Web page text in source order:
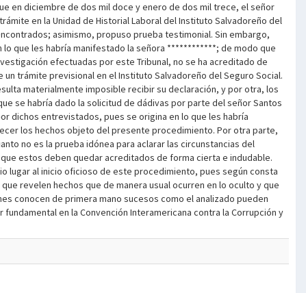
en diciembre de dos mil doce y enero de dos mil trece, el señor
en la Unidad de Historial Laboral del Instituto Salvadoreño del
asimismo, propuso prueba testimonial. Sin embargo,
que les habría manifestado la señora ************; de modo que
efectuadas por este Tribunal, no se ha acreditado de
trámite previsional en el Instituto Salvadoreño del Seguro Social.
materialmente imposible recibir su declaración, y por otra, los
se habría dado la solicitud de dádivas por parte del señor Santos
dichos entrevistados, pues se origina en lo que les habría
los hechos objeto del presente procedimiento. Por otra parte,
no es la prueba idónea para aclarar las circunstancias del
estos deben quedar acreditados de forma cierta e indudable.
lugar al inicio oficioso de este procedimiento, pues según consta
revelen hechos que de manera usual ocurren en lo oculto y que
conocen de primera mano sucesos como el analizado pueden
en la Convención Interamericana contra la Corrupción y